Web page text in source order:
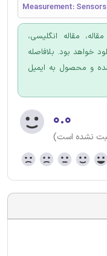
Measurement: Sensors
مقاله انگلیسی،
خواهد بود. بلافاصله
و محصول به ایمیل
۰.۰
ثبت نشده است)